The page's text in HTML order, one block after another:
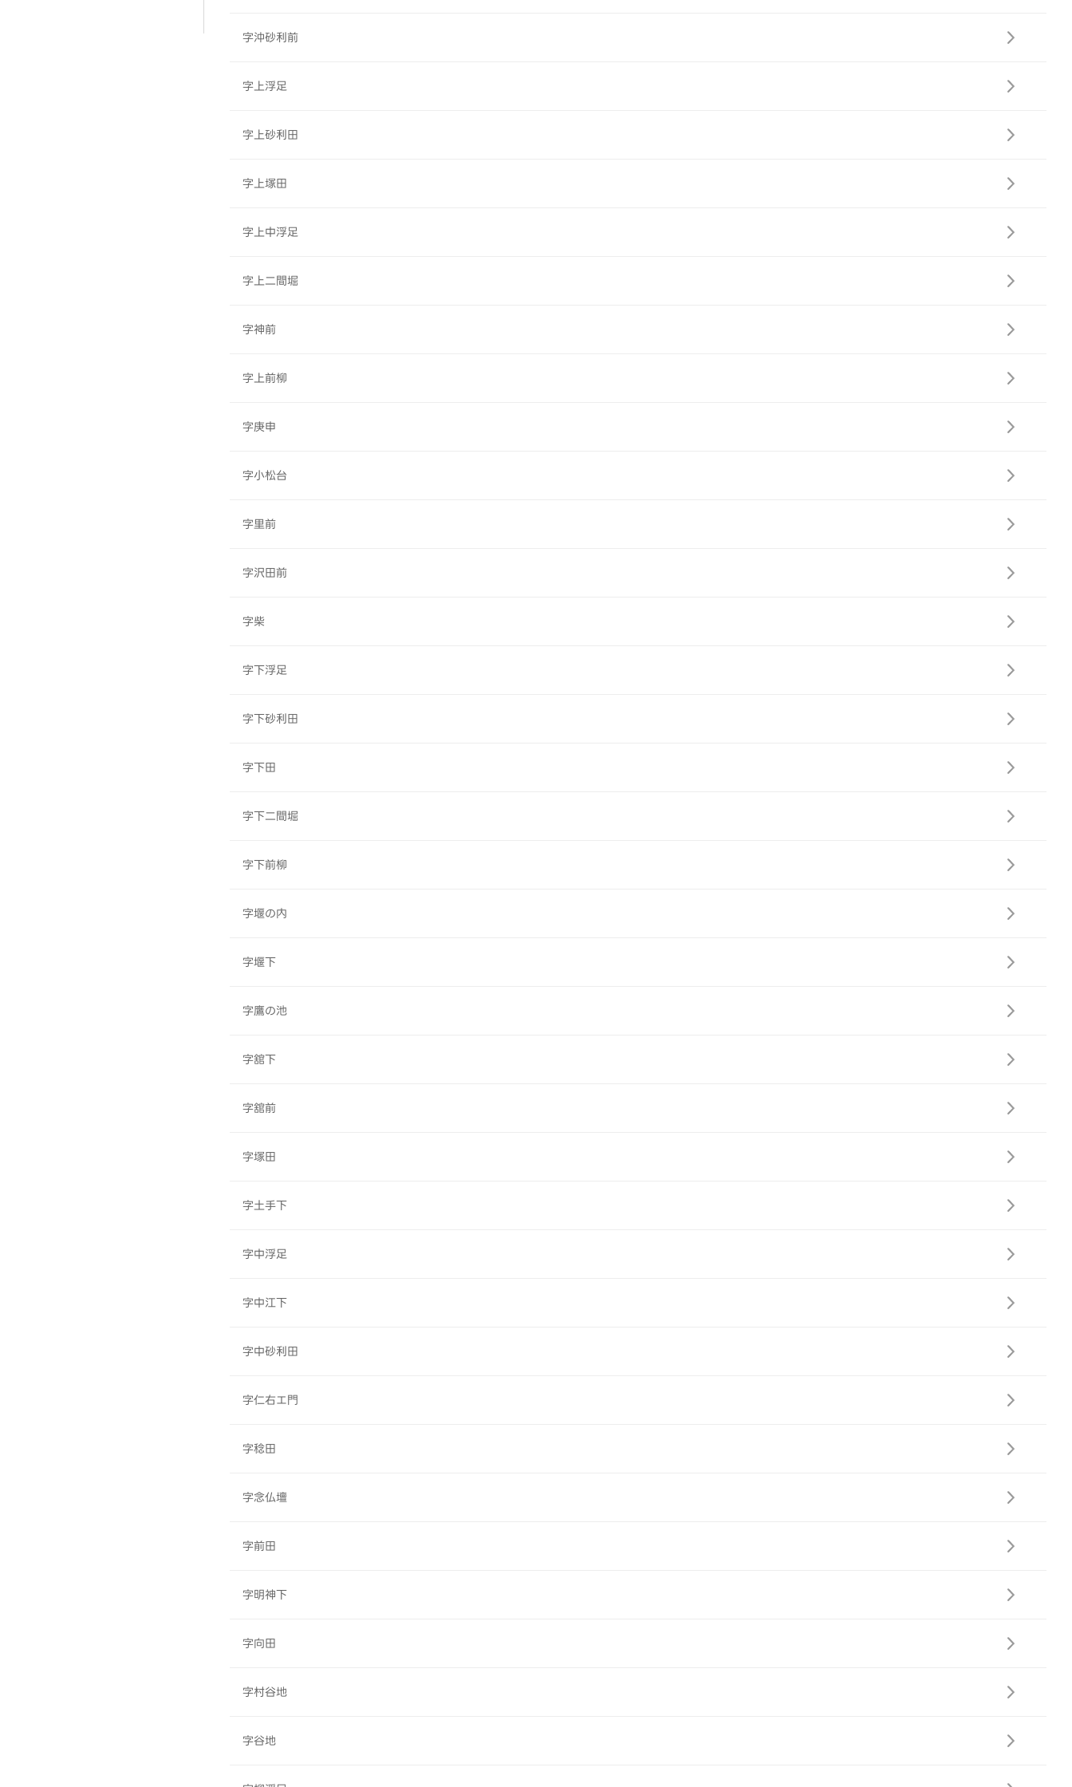
字沖砂利前
字上浮足
字上砂利田
字上塚田
字上中浮足
字上二間堀
字神前
字上前柳
字庚申
字小松台
字里前
字沢田前
字柴
字下浮足
字下砂利田
字下田
字下二間堀
字下前柳
字堰の内
字堰下
字鷹の池
字舘下
字舘前
字塚田
字土手下
字中浮足
字中江下
字中砂利田
字仁右エ門
字稔田
字念仏壇
字前田
字明神下
字向田
字村谷地
字谷地